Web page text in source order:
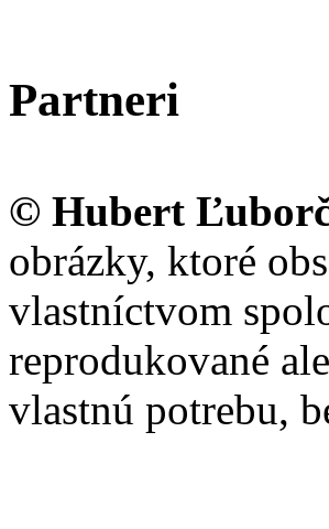
Partneri
© Hubert
obrázky, ktoré
vlastníctvom
reprodukované
vlastnú potrebu,